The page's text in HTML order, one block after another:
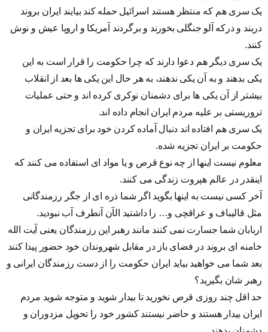
یک سری هم که منتظر هستند اسرائیل حمله کند بیایند ایران بروند
دربند و درکه آلو جنگلی بخورند و برگردند آمریکا و اروپا عیش و نوش
کنند.
یک سری دیگر هم دعوا دارند که چرا حکومت را قرار است به این
یکی بدهند و به آن یکی ندهند، به هر حال این یکی ها بعد از انقلاب
بیشتر از آن یکی ها برای دشمنان نوکری کرده اند و حتی عملیات
تروریستی بر علیه مردم ایران انجام داده اند.
یک سری هم افتاده اند دنبال آماده کردن خود برای تجزیه ایران و
حکومت بر ایران تجزیه شده.
معلوم نیست اینها از چه نوع قرص و یا مواد ای استفاده می کنند که
اینقدر در عالم هپروت زندگی می کنند.
آخر کسی نیست به اینها بگوید اگر شما ذره ای از جگر رزمندگانی
مثل قالیباف و عراقچی و… را داشتید الآن آنطرف آب نبودید.
اربابان شما جسارت نمی کنند مانند رهبر این رزمندگان یعنی آیت الله
خامنه ای بروند در فضای باز در مقابل شهروندان خود حضور پیدا کنند
بعد شما می خواهید بیاید ایران حکومت را از دست رزمندگان ایرانی و
رهبر شان بگیرید؟
حد اقل چند روزی قرص نخورید تا بیدار شوید و متوجه شوید مردم
ایران بیدار هستند و حاضر نیستند کشور خود را تحویل مزدوران و